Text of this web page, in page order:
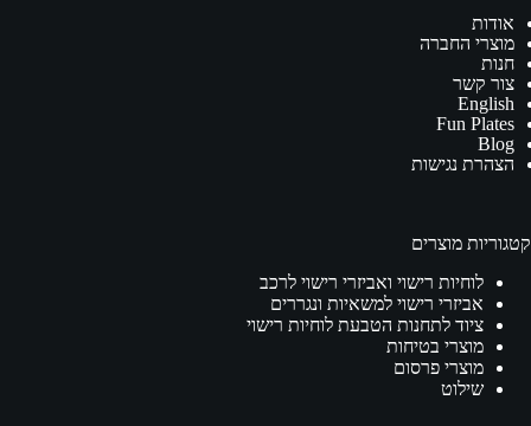
אודות
מוצרי החברה
חנות
צור קשר
English
Fun Plates
Blog
הצהרת נגישות
קטגוריות מוצרים
לוחיות רישוי ואביזרי רישוי לרכב
אביזרי רישוי למשאיות ונגררים
ציוד לתחנות הטבעת לוחיות רישוי
מוצרי בטיחות
מוצרי פרסום
שילוט